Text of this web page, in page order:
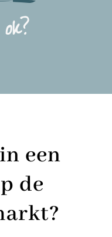
een
de